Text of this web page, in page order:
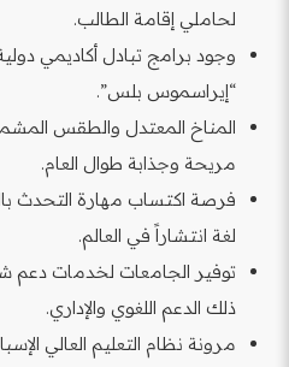
لحاملي إقامة الطالب.
وجود برامج تبادل أكاديمي
“إيراسموس بلس”.
المناخ المعتدل والطقس
مريحة وجذابة طوال العام.
فرصة اكتساب مهارة التحدث
لغة انتشاراً في العالم.
توفير الجامعات لخدمات دعم
ذلك الدعم اللغوي والإداري.
مرونة نظام التعليم العالي